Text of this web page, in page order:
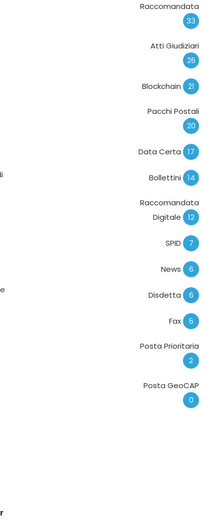
Raccomandata
33
Atti Giudiziari
26
Blockchain 21
Pacchi Postali
20
Data Certa 17
Bollettini 14
Raccomandata
Digitale
12
SPID 7
News 6
Disdetta 6
Fax 5
Posta Prioritaria
2
Posta GeoCAP
0